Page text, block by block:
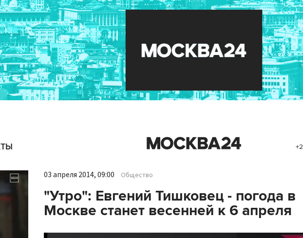
03 апреля 2014, 09:00 Общество
"Утро": Евгений Тишковец - погода в
Москве станет весенней к 6 апреля